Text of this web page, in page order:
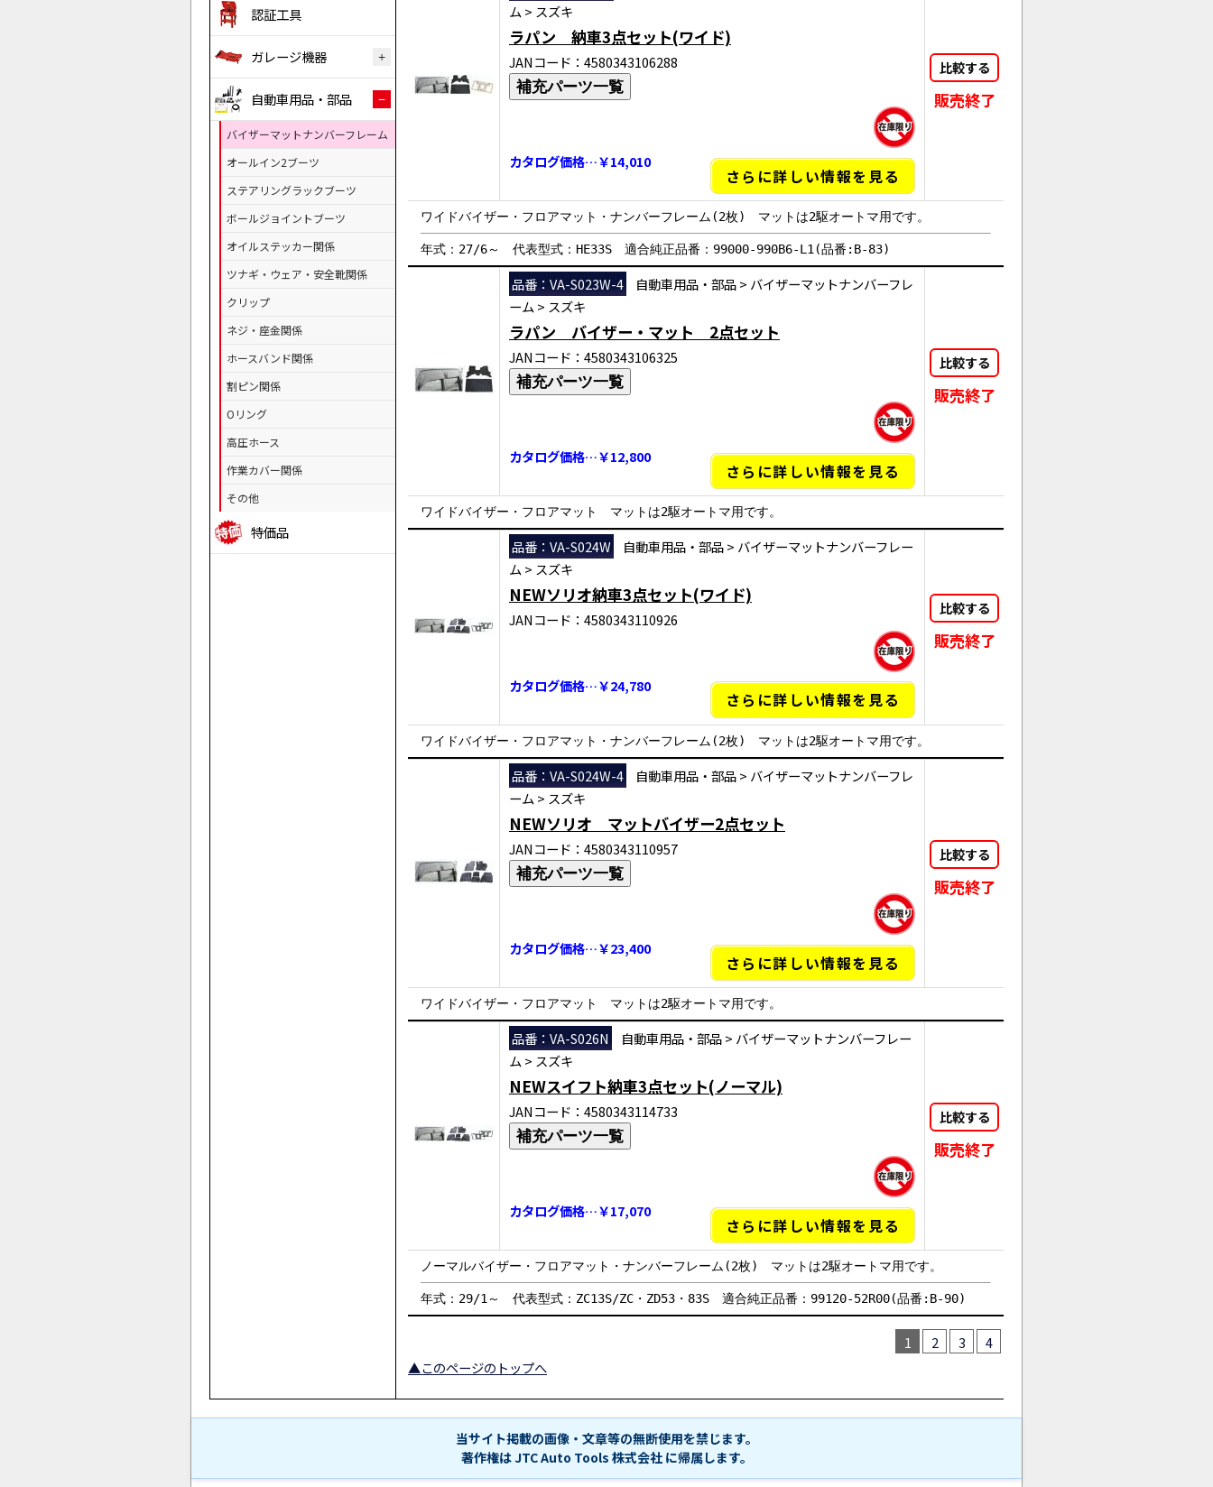
認証工具
ガレージ機器
自動車用品・部品
バイザーマットナンバーフレーム
オールイン2ブーツ
ステアリングラックブーツ
ボールジョイントブーツ
オイルステッカー関係
ツナギ・ウェア・安全靴関係
クリップ
ネジ・座金関係
ホースバンド関係
割ピン関係
Oリング
高圧ホース
作業カバー関係
その他
特価品
ム > スズキ
ラパン 納車3点セット(ワイド)
JANコード：4580343106288
補充パーツ一覧
カタログ価格…￥14,010
さらに詳しい情報を見る
比較する
販売終了
ワイドバイザー・フロアマット・ナンバーフレーム(2枚) マットは2駆オートマ用です。
年式：27/6～ 代表型式：HE33S 適合純正品番：99000-990B6-L1(品番:B-83)
品番：VA-S023W-4 自動車用品・部品> バイザーマットナンバーフレ
ーム > スズキ
ラパン バイザー・マット 2点セット
JANコード：4580343106325
補充パーツ一覧
カタログ価格…￥12,800
さらに詳しい情報を見る
比較する
販売終了
ワイドバイザー・フロアマット マットは2駆オートマ用です。
品番：VA-S024W 自動車用品・部品> バイザーマットナンバーフレー
ム > スズキ
NEWソリオ納車3点セット(ワイド)
JANコード：4580343110926
カタログ価格…￥24,780
さらに詳しい情報を見る
比較する
販売終了
ワイドバイザー・フロアマット・ナンバーフレーム(2枚) マットは2駆オートマ用です。
品番：VA-S024W-4 自動車用品・部品> バイザーマットナンバーフレ
ーム > スズキ
NEWソリオ マットバイザー2点セット
JANコード：4580343110957
補充パーツ一覧
カタログ価格…￥23,400
さらに詳しい情報を見る
比較する
販売終了
ワイドバイザー・フロアマット マットは2駆オートマ用です。
品番：VA-S026N 自動車用品・部品> バイザーマットナンバーフレー
ム > スズキ
NEWスイフト納車3点セット(ノーマル)
JANコード：4580343114733
補充パーツ一覧
カタログ価格…￥17,070
さらに詳しい情報を見る
比較する
販売終了
ノーマルバイザー・フロアマット・ナンバーフレーム(2枚) マットは2駆オートマ用です。
年式：29/1～ 代表型式：ZC13S/ZC・ZD53・83S 適合純正品番：99120-52R00(品番:B-90)
1 2 3
4
▲このページのトップへ
当サイト掲載の画像・文章等の無断使用を禁じます。
著作権は JTC Auto Tools 株式会社 に帰属します。